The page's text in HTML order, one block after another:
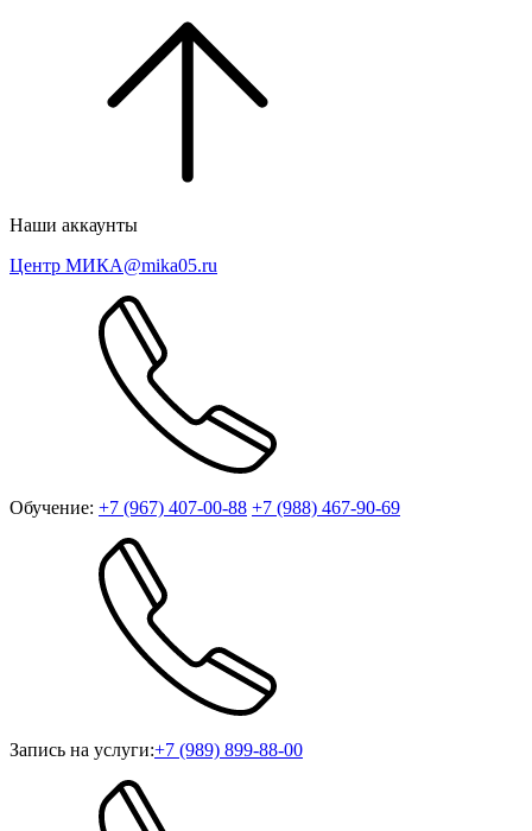
Наши аккаунты
Центр МИКА@mika05.ru
Обучение: +7 (967) 407-00-88 +7 (988) 467-90-69
Запись на услуги:+7 (989) 899-88-00